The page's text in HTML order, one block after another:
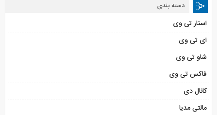
دسته بندی
استار تی وی
ای تی وی
شاو تی وی
فاکس تی وی
کانال دی
مالتی مدیا